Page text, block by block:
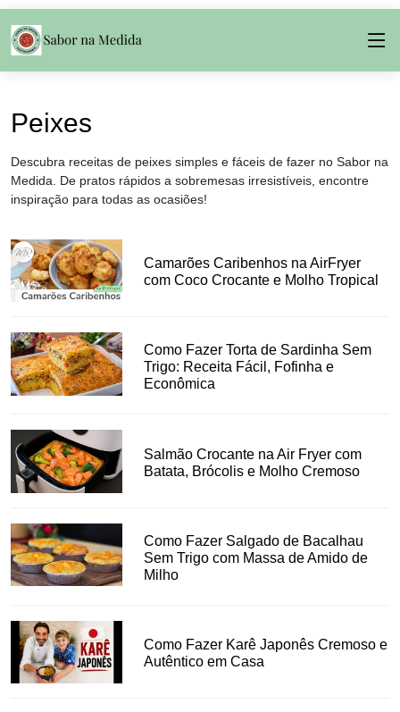
Peixes
Descubra receitas de peixes simples e fáceis de fazer no Sabor na
Medida. De pratos rápidos a sobremesas irresistíveis, encontre
inspiração para todas as ocasiões!
Camarões Caribenhos na AirFryer
com Coco Crocante e Molho Tropical
Como Fazer Torta de Sardinha Sem
Trigo: Receita Fácil, Fofinha e
Econômica
Salmão Crocante na Air Fryer com
Batata, Brócolis e Molho Cremoso
Como Fazer Salgado de Bacalhau
Sem Trigo com Massa de Amido de
Milho
Como Fazer Karê Japonês Cremoso e
Autêntico em Casa